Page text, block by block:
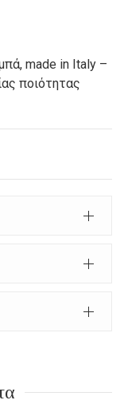
made in Italy –
ποιότητας